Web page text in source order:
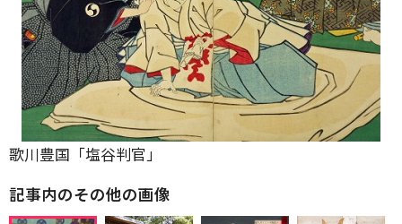
歌川豊国「塩谷判官」
記事内のその他の画像